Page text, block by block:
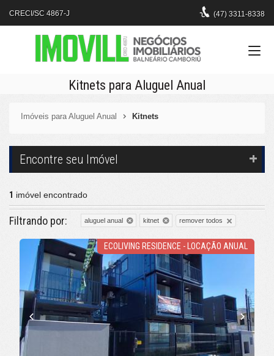
CRECI/SC 4867-J (47) 3311-8338
Kitnets para Aluguel Anual
Imóveis para Aluguel Anual Kitnets
Encontre seu Imóvel
1 imóvel encontrado
Filtrando por: aluguel anual kitnet remover todos
ECOLIVING RESIDENCE - LOCAÇÃO ANUAL